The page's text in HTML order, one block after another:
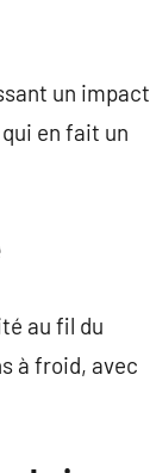
un impact
en fait un
au fil du
à froid, avec